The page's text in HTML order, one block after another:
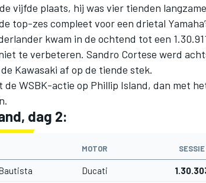
vijfde plaats, hij was vier tienden
top-zes compleet voor een drietal
kwam in de ochtend tot een
te verbeteren. Sandro Cortese werd
Kawasaki af op de tiende stek.
WSBK-actie op Phillip Island, dan met
dag 2:
MOTOR SESSIE
Ducati